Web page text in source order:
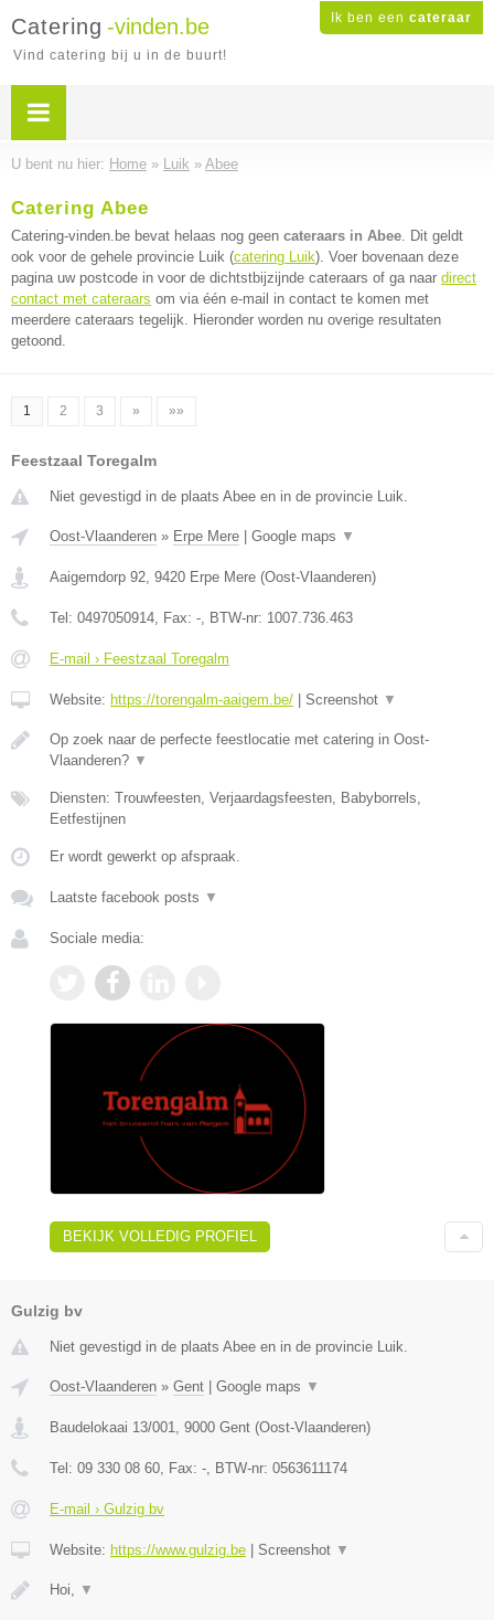
Ik ben een cateraar
Catering -vinden.be
Vind catering bij u in de buurt!
U bent nu hier: Home » Luik » Abee
Catering Abee
Catering-vinden.be bevat helaas nog geen cateraars in Abee. Dit geldt
ook voor de gehele provincie Luik (catering Luik). Voer bovenaan deze
pagina uw postcode in voor de dichtstbijzijnde cateraars of ga naar direct
contact met cateraars om via één e-mail in contact te komen met
meerdere cateraars tegelijk. Hieronder worden nu overige resultaten
getoond.
1 2 3 » »»
Feestzaal Toregalm
Niet gevestigd in de plaats Abee en in de provincie Luik.
Oost-Vlaanderen » Erpe Mere Google maps ▼
Aaigemdorp 92, 9420 Erpe Mere (Oost-Vlaanderen)
Tel: 0497050914, Fax: -, BTW-nr: 1007.736.463
E-mail › Feestzaal Toregalm
Website: https://torengalm-aaigem.be/ Screenshot ▼
Op zoek naar de perfecte feestlocatie met catering in Oost-
Vlaanderen? ▼
Diensten: Trouwfeesten, Verjaardagsfeesten, Babyborrels,
Eetfestijnen
Er wordt gewerkt op afspraak.
Laatste facebook posts ▼
Sociale media:
BEKIJK VOLLEDIG PROFIEL
Gulzig bv
Niet gevestigd in de plaats Abee en in de provincie Luik.
Oost-Vlaanderen » Gent Google maps ▼
Baudelokaai 13/001 9000 Gent (Oost-Vlaanderen)
Tel: 09 330 08 60 , Fax: - , BTW-nr: 0563611174
E-mail › Gulzig bv
Website: https://www.gulzig.be Screenshot ▼
Hoi, ▼